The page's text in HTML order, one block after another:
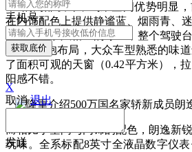
率”的内部设计，驾乘空间优势明显
在内饰配色上提供静谧蓝、烟雨青、
颜色进行了风格上的呼应，整个驾驶
T字形环抱布局，大众车型熟悉的味
了面积可观的天窗（0.42平方米），
阳感不错。
而相比于空间与内饰的配色，朗逸新
玩味。全系标配8英寸全液晶数字仪
手机号
获取底价
X
取消 退出
发送